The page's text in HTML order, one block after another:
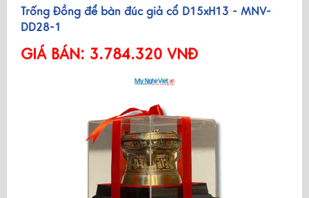
Trống Đồng để bàn đúc giả cổ D15xH13 - MNV-
DD28-1
GIÁ BÁN: 3.784.320 VNĐ